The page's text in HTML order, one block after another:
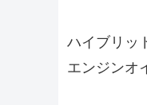
ハイブリッ
エンジンオ